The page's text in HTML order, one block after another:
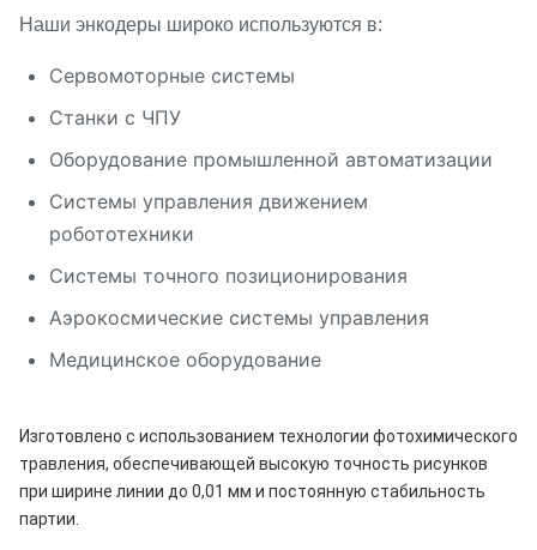
Наши энкодеры широко используются в:
Сервомоторные системы
Станки с ЧПУ
Оборудование промышленной автоматизации
Системы управления движением
робототехники
Системы точного позиционирования
Аэрокосмические системы управления
Медицинское оборудование
Изготовлено с использованием технологии фотохимического
травления, обеспечивающей высокую точность рисунков
при ширине линии до 0,01 мм и постоянную стабильность
партии.